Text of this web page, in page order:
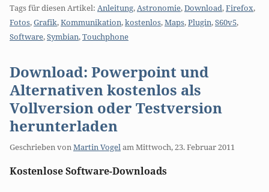
Tags für diesen Artikel: Anleitung,Astronomie,Download,Firefox,
Fotos,Grafik,Kommunikation,kostenlos,Maps,Plugin,S60v5,
Software,Symbian,Touchphone
Download: Powerpoint und
Alternativen kostenlos als
Vollversion oder Testversion
herunterladen
Geschrieben vonMartin VogelamMittwoch, 23. Februar 2011
Kostenlose Software-Downloads